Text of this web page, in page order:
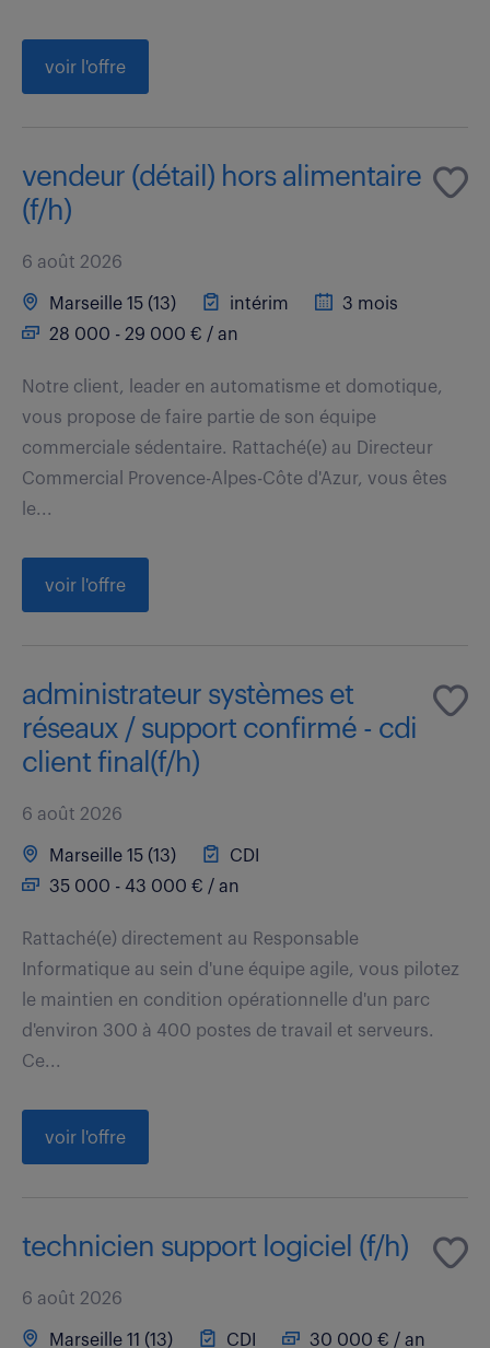
voir l'offre
vendeur (détail) hors alimentaire
(f/h)
6 août 2026
Marseille 15 (13) intérim
3 mois
28 000 - 29 000 € / an
Notre client, leader en automatisme et domotique,
vous propose de faire partie de son équipe
commerciale sédentaire. Rattaché(e) au Directeur
Commercial Provence-Alpes-Côte d'Azur, vous êtes
le...
voir l'offre
administrateur systèmes et
réseaux / support confirmé - cdi
client final(f/h)
6 août 2026
Marseille 15 (13)
CDI
35 000 - 43 000 € / an
Rattaché(e) directement au Responsable
Informatique au sein d'une équipe agile, vous pilotez
le maintien en condition opérationnelle d'un parc
d'environ 300 à 400 postes de travail et serveurs.
Ce...
voir l'offre
technicien support logiciel (f/h)
6 août 2026
Marseille 11 (13) CDI 30 000 € / an